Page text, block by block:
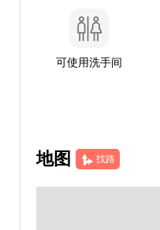
可使用洗手间
地图 找路